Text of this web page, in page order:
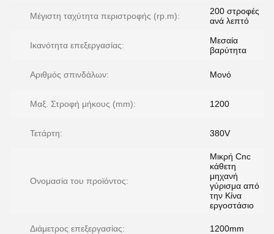
Μέγιστη ταχύτητα περιστροφής (rp.m):
200 στροφές
ανά λεπτό
Ικανότητα επεξεργασίας:
Μεσαία
βαρύτητα
Αριθμός σπινδάλων: Μονό
Μαξ. Στροφή μήκους (mm): 1200
Τετάρτη: 380V
Ονομασία του προϊόντος:
Μικρή Cnc
κάθετη
μηχανή
γύρισμα από
την Κίνα
εργοστάσιο
Διάμετρος επεξεργασίας: 1200mm